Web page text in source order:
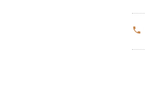
phone